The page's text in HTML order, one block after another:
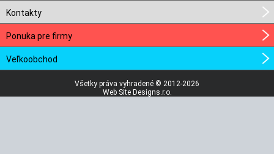
Kontakty
Ponuka pre firmy
Veľkoobchod
Všetky práva vyhradené © 2012-2026
Web Site Designs.r.o.